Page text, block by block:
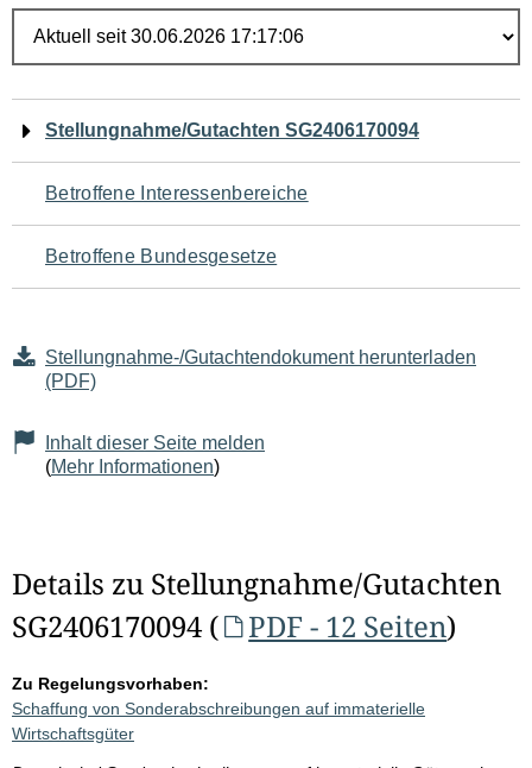
Navigation
für
den
Seiteninhalt
Stellungnahme/Gutachten SG2406170094
Betroffene Interessenbereiche
Betroffene Bundesgesetze
Stellungnahme-/Gutachtendokument herunterladen
(PDF)
Inhalt dieser Seite melden
(Mehr Informationen)
Details zu Stellungnahme/Gutachten
SG2406170094 (
PDF - 12 Seiten)
Zu Regelungsvorhaben:
Schaffung von Sonderabschreibungen auf immaterielle
Wirtschaftsgüter